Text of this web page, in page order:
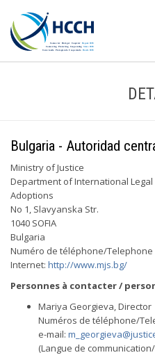
Bulgaria - Autoridad
Ministry of Justice
Department of International
Adoptions
No 1, Slavyanska Str.
1040 SOFIA
Bulgaria
Numéro de téléphone/Telephone
Internet: http://www.mjs.bg/
Personnes à contacter /
Mariya Georgieva, Director
Numéros de téléphone/
e-mail:
(Langue de